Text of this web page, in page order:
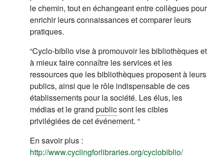
le chemin, tout en échangeant entre collègues pour
enrichir leurs connaissances et comparer leurs
pratiques.
“Cyclo-biblio vise à promouvoir les bibliothèques et
à mieux faire connaître les services et les
ressources que les bibliothèques proposent à leurs
publics, ainsi que le rôle indispensable de ces
établissements pour la société. Les élus, les
médias et le grand publicsont les cibles
privilégiées de cet événement. “
En savoir plus :
http://www.cyclingforlibraries.org/cyclobiblio/